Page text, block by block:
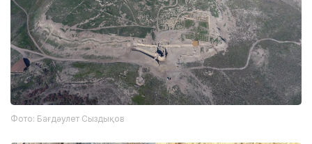
Фото: Бағдәулет Сыздықов